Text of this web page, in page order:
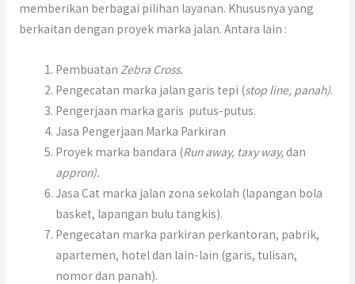
memberikan berbagai pilihan layanan. Khususnya yang
berkaitan dengan proyek marka jalan. Antara lain :
Pembuatan Zebra Cross.
Pengecatan marka jalan garis tepi (stop line, panah).
Pengerjaan marka garis putus-putus.
Jasa Pengerjaan Marka Parkiran
Proyek marka bandara (Run away, taxy way,dan
appron).
Jasa Cat marka jalan zona sekolah (lapangan bola
basket, lapangan bulu tangkis).
Pengecatan marka parkiran perkantoran, pabrik,
apartemen, hotel dan lain-lain (garis, tulisan,
nomor dan panah).